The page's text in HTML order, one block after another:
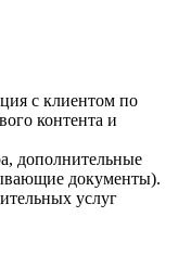
с клиентом по
контента и
дополнительные
документы).
услуг